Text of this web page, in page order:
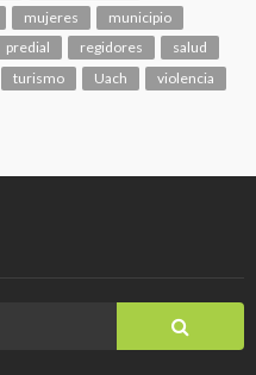
mujeres
municipio
predial regidores
salud
turismo Uach violencia